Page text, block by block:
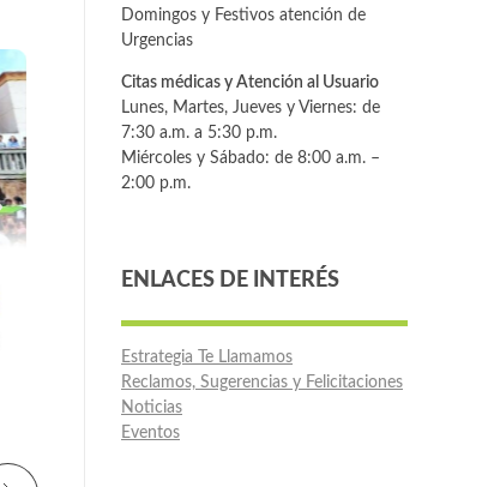
Domingos y Festivos atención de
Urgencias
Citas médicas y Atención al Usuario
Lunes, Martes, Jueves y Viernes: de
7:30 a.m. a 5:30 p.m.
Miércoles y Sábado: de 8:00 a.m. –
2:00 p.m.
ENLACES DE INTERÉS
Estrategia Te Llamamos
Reclamos, Sugerencias y Felicitaciones
Noticias
Eventos